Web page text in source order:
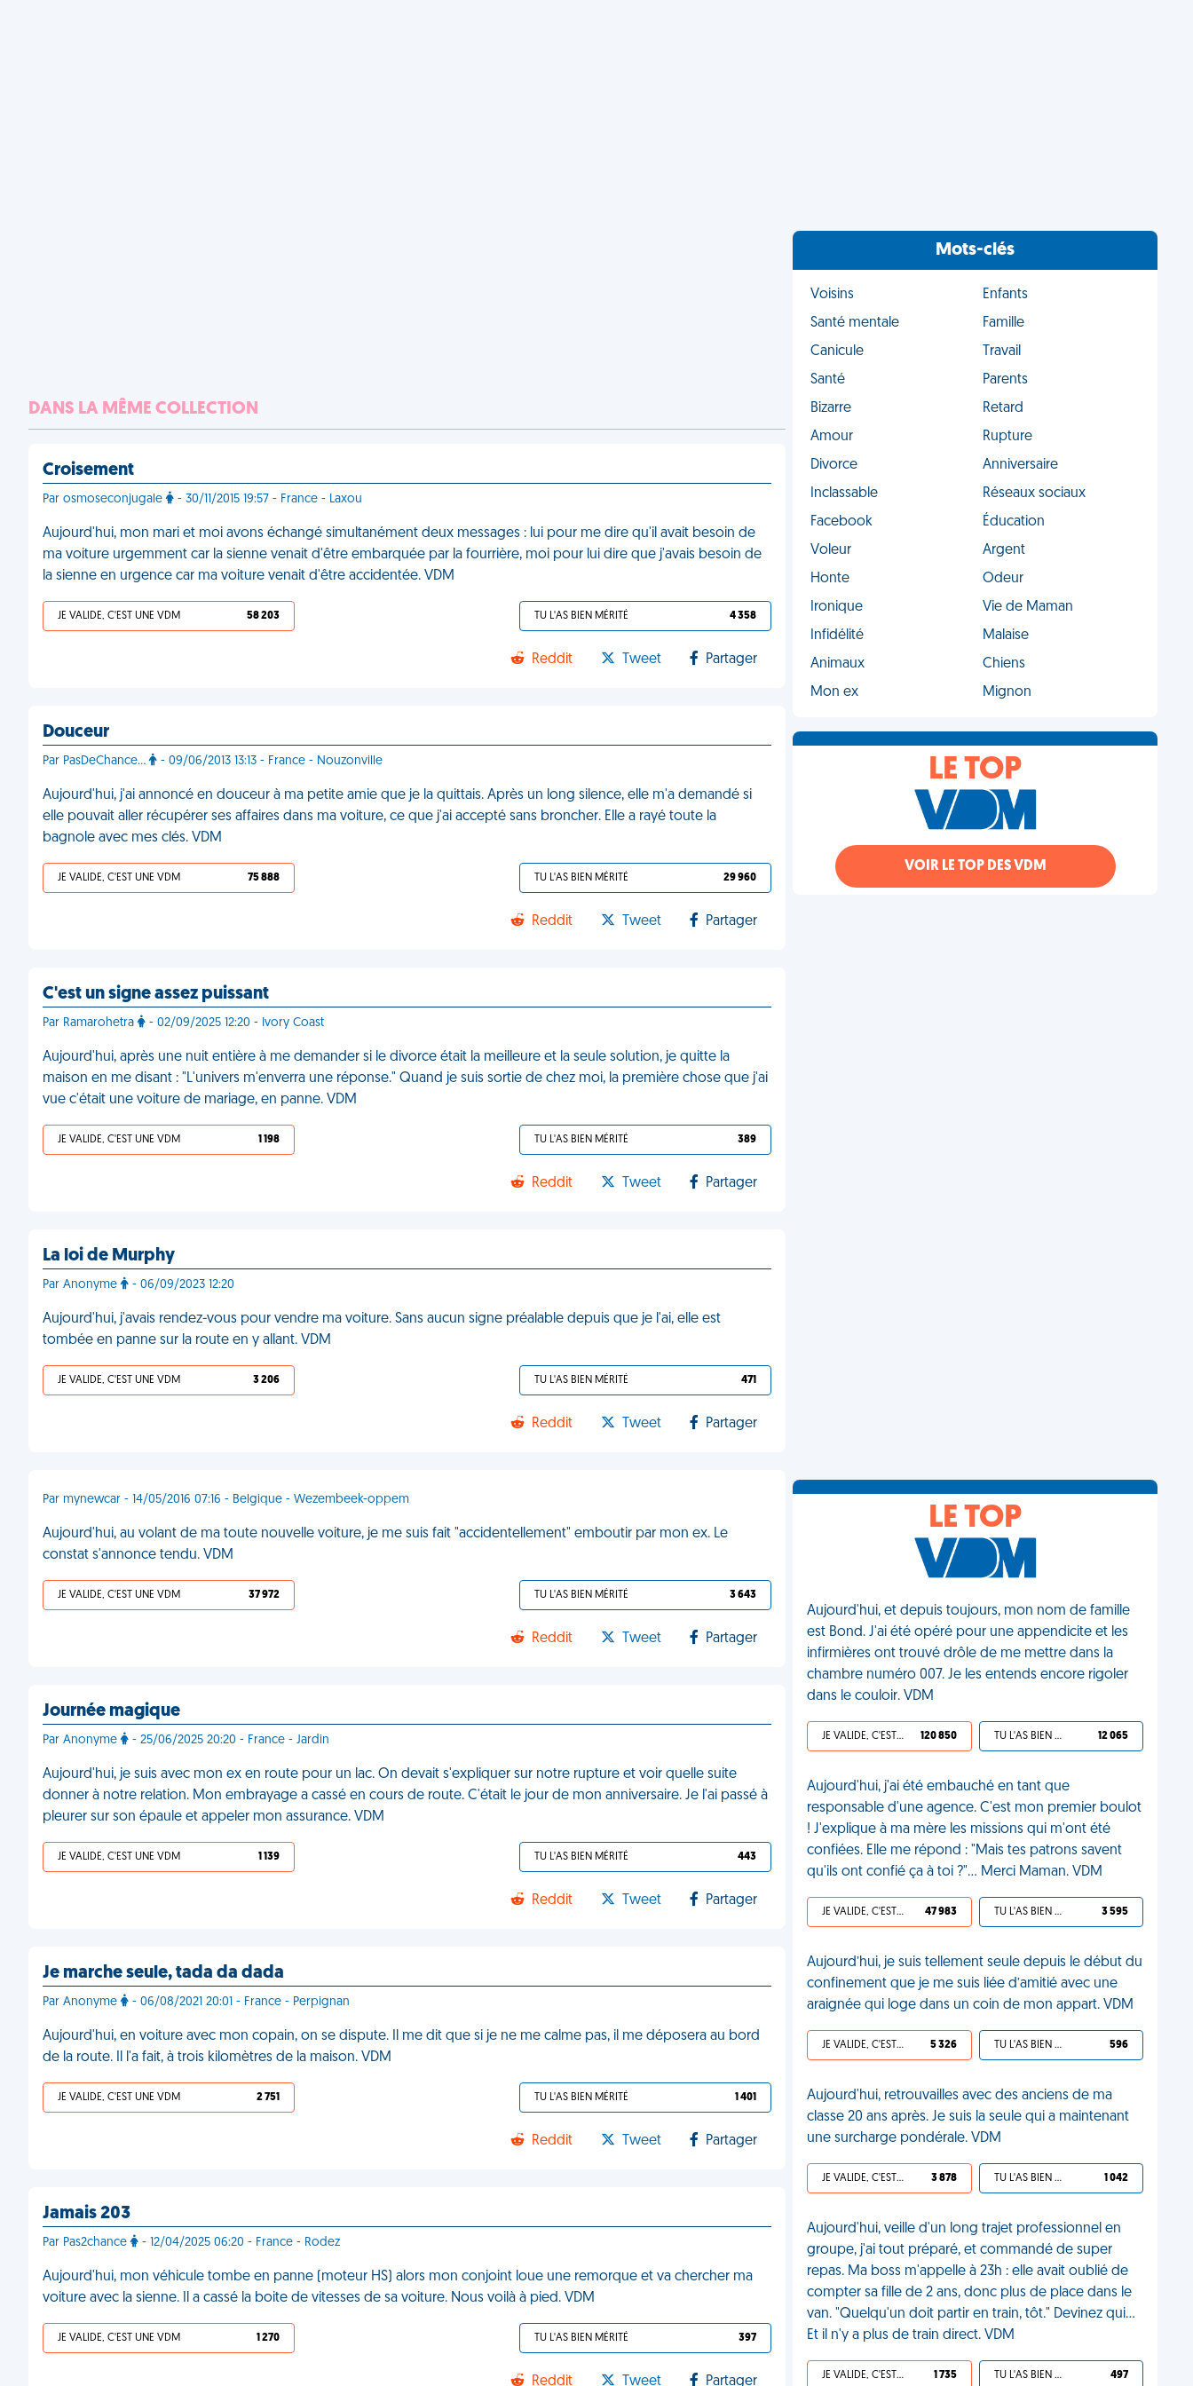
DANS LA MÊME COLLECTION
Croisement
Par osmoseconjugale - 30/11/2015 19:57 - France - Laxou
Aujourd'hui, mon mari et moi avons échangé simultanément deux messages : lui pour me dire qu'il avait besoin de
ma voiture urgemment car la sienne venait d'être embarquée par la fourrière, moi pour lui dire que j'avais besoin de
la sienne en urgence car ma voiture venait d'être accidentée. VDM
JE VALIDE, C'EST UNE VDM 58 203 TU L'AS BIEN MÉRITÉ 4 358
Reddit Tweet Partager
Douceur
Par PasDeChance... - 09/06/2013 13:13 - France - Nouzonville
Aujourd'hui, j'ai annoncé en douceur à ma petite amie que je la quittais. Après un long silence, elle m'a demandé si
elle pouvait aller récupérer ses affaires dans ma voiture, ce que j'ai accepté sans broncher. Elle a rayé toute la
bagnole avec mes clés. VDM
JE VALIDE, C'EST UNE VDM 75 888 TU L'AS BIEN MÉRITÉ 29 960
Reddit Tweet Partager
C'est un signe assez puissant
Par Ramarohetra - 02/09/2025 12:20 - Ivory Coast
Aujourd'hui, après une nuit entière à me demander si le divorce était la meilleure et la seule solution, je quitte la
maison en me disant : "L'univers m'enverra une réponse." Quand je suis sortie de chez moi, la première chose que j'ai
vue c'était une voiture de mariage, en panne. VDM
JE VALIDE, C'EST UNE VDM 1 198 TU L'AS BIEN MÉRITÉ 389
Reddit Tweet Partager
La loi de Murphy
Par Anonyme - 06/09/2023 12:20
Aujourd'hui, j'avais rendez-vous pour vendre ma voiture. Sans aucun signe préalable depuis que je l'ai, elle est
tombée en panne sur la route en y allant. VDM
JE VALIDE, C'EST UNE VDM 3 206 TU L'AS BIEN MÉRITÉ 471
Reddit Tweet Partager
Par mynewcar - 14/05/2016 07:16 - Belgique - Wezembeek-oppem
Aujourd'hui, au volant de ma toute nouvelle voiture, je me suis fait "accidentellement" emboutir par mon ex. Le
constat s'annonce tendu. VDM
JE VALIDE, C'EST UNE VDM 37 972 TU L'AS BIEN MÉRITÉ 3 643
Reddit Tweet Partager
Journée magique
Par Anonyme - 25/06/2025 20:20 - France - Jardin
Aujourd'hui, je suis avec mon ex en route pour un lac. On devait s'expliquer sur notre rupture et voir quelle suite
donner à notre relation. Mon embrayage a cassé en cours de route. C'était le jour de mon anniversaire. Je l'ai passé à
pleurer sur son épaule et appeler mon assurance. VDM
JE VALIDE, C'EST UNE VDM 1 139 TU L'AS BIEN MÉRITÉ 443
Reddit Tweet Partager
Je marche seule, tada da dada
Par Anonyme - 06/08/2021 20:01 - France - Perpignan
Aujourd'hui, en voiture avec mon copain, on se dispute. Il me dit que si je ne me calme pas, il me déposera au bord
de la route. Il l'a fait, à trois kilomètres de la maison. VDM
JE VALIDE, C'EST UNE VDM 2 751 TU L'AS BIEN MÉRITÉ 1 401
Reddit Tweet Partager
Jamais 203
Par Pas2chance - 12/04/2025 06:20 - France - Rodez
Aujourd'hui, mon véhicule tombe en panne (moteur HS) alors mon conjoint loue une remorque et va chercher ma
voiture avec la sienne. Il a cassé la boite de vitesses de sa voiture. Nous voilà à pied. VDM
JE VALIDE, C'EST UNE VDM 1 270 TU L'AS BIEN MÉRITÉ 397
Reddit Tweet Partager
Mots-clés
Voisins
Enfants
Santé mentale
Famille
Canicule
Travail
Santé
Parents
Bizarre
Retard
Amour
Rupture
Divorce
Anniversaire
Inclassable
Réseaux sociaux
Facebook
Éducation
Voleur
Argent
Honte
Odeur
Ironique
Vie de Maman
Infidélité
Malaise
Animaux
Chiens
Mon ex
Mignon
LE TOP
VOIR LE TOP DES VDM
LE TOP
Aujourd'hui, et depuis toujours, mon nom de famille
est Bond. J'ai été opéré pour une appendicite et les
infirmières ont trouvé drôle de me mettre dans la
chambre numéro 007. Je les entends encore rigoler
dans le couloir. VDM
JE VALIDE, C'EST UNE VDM 120 850 TU L'AS BIEN MÉRITÉ 12 065
Aujourd'hui, j'ai été embauché en tant que
responsable d'une agence. C'est mon premier boulot
! J'explique à ma mère les missions qui m'ont été
confiées. Elle me répond : "Mais tes patrons savent
qu'ils ont confié ça à toi ?"... Merci Maman. VDM
JE VALIDE, C'EST UNE VDM 47 983 TU L'AS BIEN MÉRITÉ 3 595
Aujourd’hui, je suis tellement seule depuis le début du
confinement que je me suis liée d’amitié avec une
araignée qui loge dans un coin de mon appart. VDM
JE VALIDE, C'EST UNE VDM 5 326 TU L'AS BIEN MÉRITÉ 596
Aujourd'hui, retrouvailles avec des anciens de ma
classe 20 ans après. Je suis la seule qui a maintenant
une surcharge pondérale. VDM
JE VALIDE, C'EST UNE VDM 3 878 TU L'AS BIEN MÉRITÉ 1 042
Aujourd'hui, veille d'un long trajet professionnel en
groupe, j'ai tout préparé, et commandé de super
repas. Ma boss m'appelle à 23h : elle avait oublié de
compter sa fille de 2 ans, donc plus de place dans le
van. "Quelqu'un doit partir en train, tôt." Devinez qui…
Et il n'y a plus de train direct. VDM
JE VALIDE, C'EST UNE VDM 1 735 TU L'AS BIEN MÉRITÉ 497